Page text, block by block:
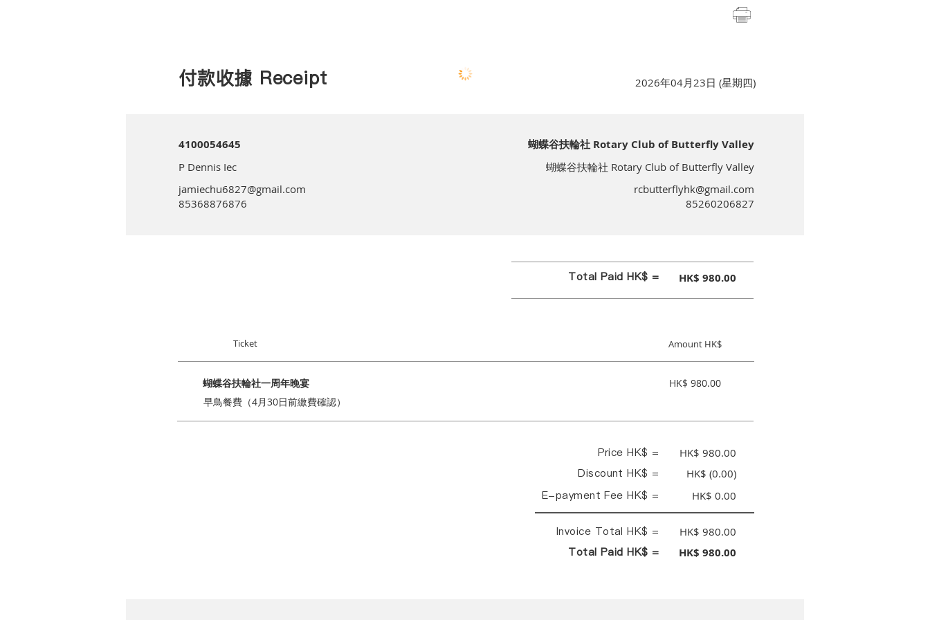
付款收據 Receipt 2026年04月23日 (星期四)
4100054645
P Dennis Iec
jamiechu6827@gmail.com
85368876876
蝴蝶谷扶輪社 Rotary Club of Butterfly Valley
蝴蝶谷扶輪社 Rotary Club of Butterfly Valley
rcbutterflyhk@gmail.com
85260206827
Total Paid HK$ = HK$ 980.00
Ticket Amount HK$
蝴蝶谷扶輪社一周年晚宴
HK$ 980.00
早鳥餐費（4月30日前繳費確認）
Price HK$ = HK$ 980.00
Discount HK$ = HK$ (0.00)
E-payment Fee HK$ = HK$ 0.00
Invoice Total HK$ = HK$ 980.00
Total Paid HK$ = HK$ 980.00